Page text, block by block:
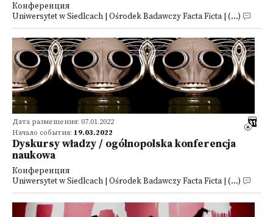
Конференция
Uniwersytet w Siedlcach | Ośrodek Badawczy Facta Ficta | (...)
Дата размещения: 07.01.2022
Начало события: 19.03.2022
Dyskursy władzy / ogólnopolska konferencja
naukowa
Конференция
Uniwersytet w Siedlcach | Ośrodek Badawczy Facta Ficta | (...)